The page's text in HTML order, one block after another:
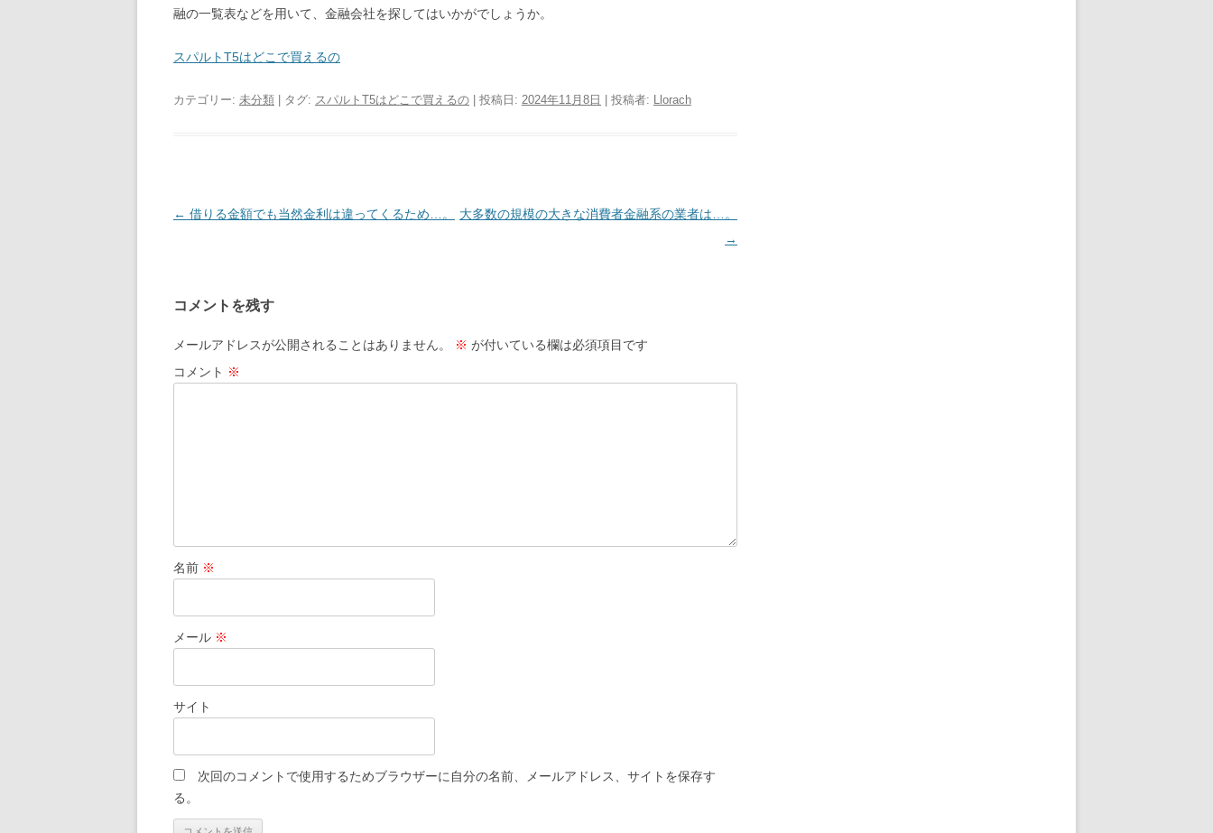
融の一覧表などを用いて、金融会社を探してはいかがでしょうか。
スパルトT5はどこで買えるの
カテゴリー: 未分類 | タグ: スパルトT5はどこで買えるの | 投稿日: 2024年11月8日 投稿者: Llorach
投
ゲ
ー
シ
← 借りる金額でも当然金利は違ってくるため…。
大多数の規模の大きな消費者金融系の業者は…。
→
コメントを残す
メールアドレスが公開されることはありません。 ※ が付いている欄は必須項目です
コメント ※
名前 ※
メール ※
サイト
次回のコメントで使用するためブラウザーに自分の名前、メールアドレス、サイトを保存す
る。